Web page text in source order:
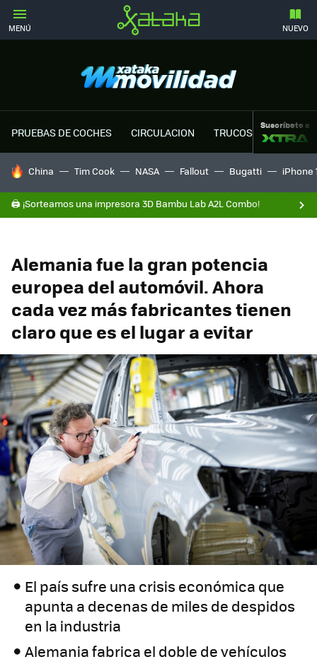
MENÚ NUEVO
PRUEBAS DE COCHES CIRCULACION TRUCOS MOTOR
Suscríbete a
HOY SE HABLA DE
China Tim Cook NASA Fallout Bugatti iPhone
🖨️ ¡Sorteamos una impresora 3D Bambu Lab A2L Combo!
Alemania fue la gran potencia
europea del automóvil. Ahora
cada vez más fabricantes tienen
claro que es el lugar a evitar
El país sufre una crisis económica que
apunta a decenas de miles de despidos
en la industria
Alemania fabrica el doble de vehículos